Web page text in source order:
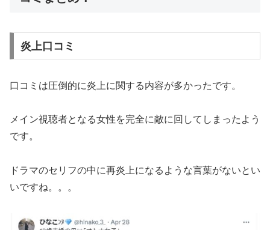
炎上口コミ
口コミは圧倒的に炎上に関する内容が多かったです。
メイン視聴者となる女性を完全に敵に回してしまったよう
です。
ドラマのセリフの中に再炎上になるような言葉がないとい
いですね。。。